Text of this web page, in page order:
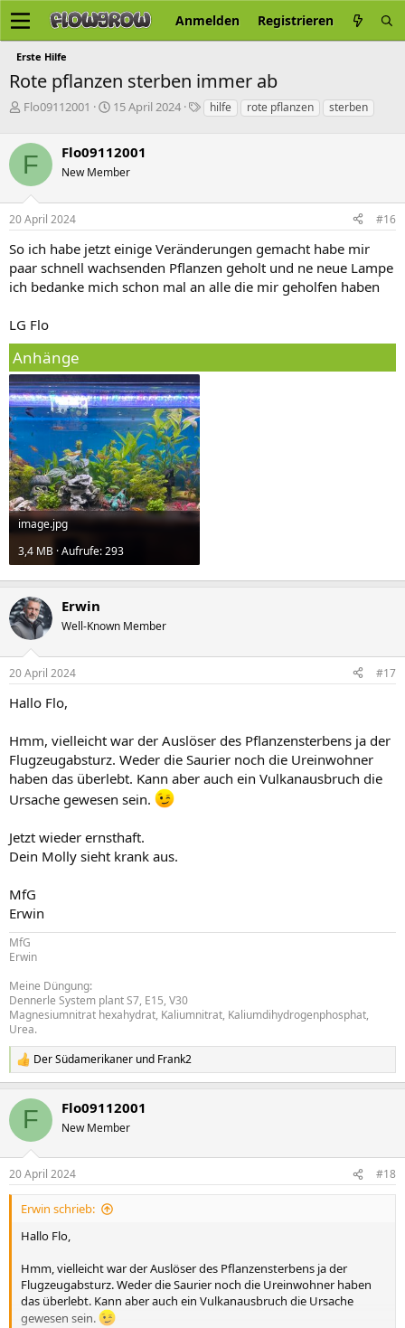
Anmelden Registrieren
Erste Hilfe
Rote pflanzen sterben immer ab
E
t
e
l
l
e
r
Flo09112001
E
t
e
l
a
m
15 April 2024
S
w
r
t
e
hilfe rote pflanzen sterben
F Flo09112001
New Member
20 April 2024 #16
So ich habe jetzt einige Veränderungen gemacht habe mir
paar schnell wachsenden Pflanzen geholt und ne neue Lampe
ich bedanke mich schon mal an alle die mir geholfen haben
LG Flo
Anhänge
image.jpg
3,4 MB · Aufrufe: 293
Erwin
Well-Known Member
20 April 2024 #17
Hallo Flo,
Hmm, vielleicht war der Auslöser des Pflanzensterbens ja der
Flugzeugabsturz. Weder die Saurier noch die Ureinwohner
haben das überlebt. Kann aber auch ein Vulkanausbruch die
Ursache gewesen sein.
Jetzt wieder ernsthaft.
Dein Molly sieht krank aus.
MfG
Erwin
MfG
Erwin
Meine Düngung:
Dennerle System plant S7, E15, V30
Magnesiumnitrat hexahydrat, Kaliumnitrat, Kaliumdihydrogenphosphat,
Urea.
R
e
k
i
e
n
Der Südamerikaner und Frank2
F Flo09112001
New Member
20 April 2024 #18
Erwin schrieb:
Hallo Flo,
Hmm, vielleicht war der Auslöser des Pflanzensterbens ja der
Flugzeugabsturz. Weder die Saurier noch die Ureinwohner haben
das überlebt. Kann aber auch ein Vulkanausbruch die Ursache
gewesen sein.